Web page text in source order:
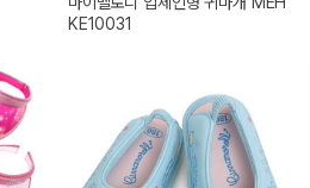
KE10031